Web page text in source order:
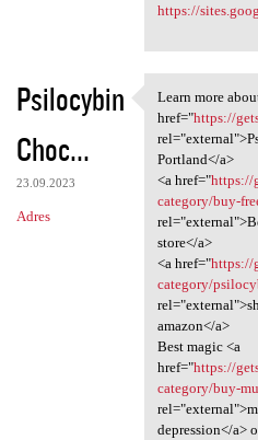
https://
Psilocybin
Choc...
23.09.2023
Adres
Learn more
Learn more
href="https://
Portland</a>
<a href="https://
category/buy-
store</a>
<a href="https://
category/
amazon</a>
Best magic <a
href="https://
category/buy-
depression</a>